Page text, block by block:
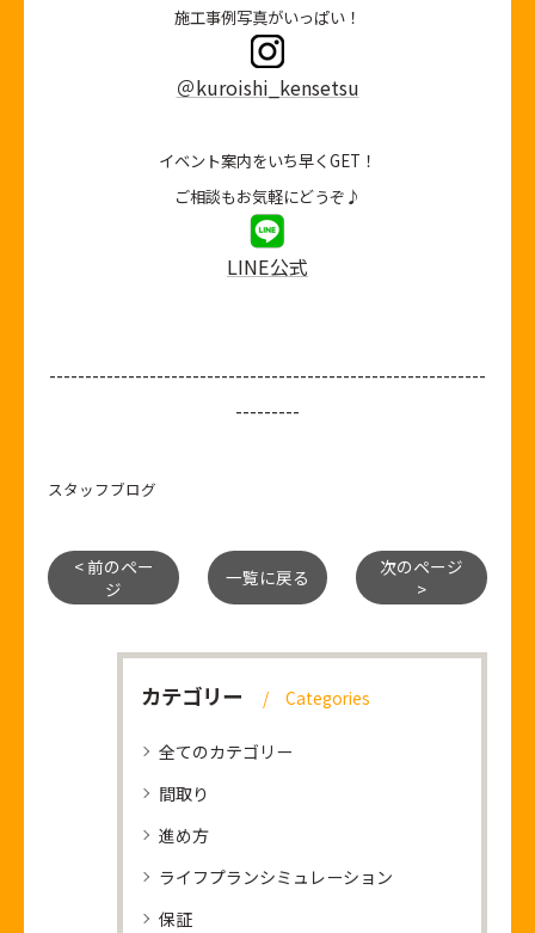
施工事例写真がいっぱい！
＠kuroishi_kensetsu
イベント案内をいち早くGET！
ご相談もお気軽にどうぞ♪
LINE公式
-------------------------------------------------------------
---------
スタッフブログ
< 前のペー
ジ
一覧に戻る
次のページ
>
カテゴリー Categories
全てのカテゴリー
間取り
進め方
ライフプランシミュレーション
保証